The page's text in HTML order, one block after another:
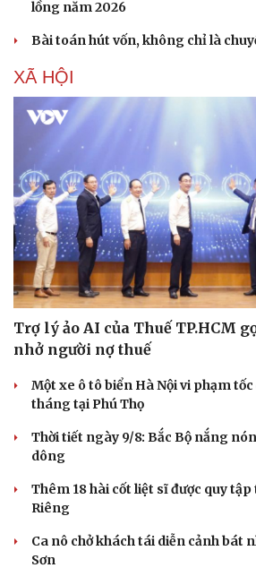
lồng năm 2026
Bài toán hút vốn, không chỉ là
XÃ HỘI
Trợ lý ảo AI của Thuế TP.HCM
nhở người nợ thuế
Một xe ô tô biển Hà Nội vi phạm
tháng tại Phú Thọ
Thời tiết ngày 9/8: Bắc Bộ nắng
dông
Thêm 18 hài cốt liệt sĩ được quy
Riêng
Ca nô chở khách tái diễn cảnh bát
Sơn